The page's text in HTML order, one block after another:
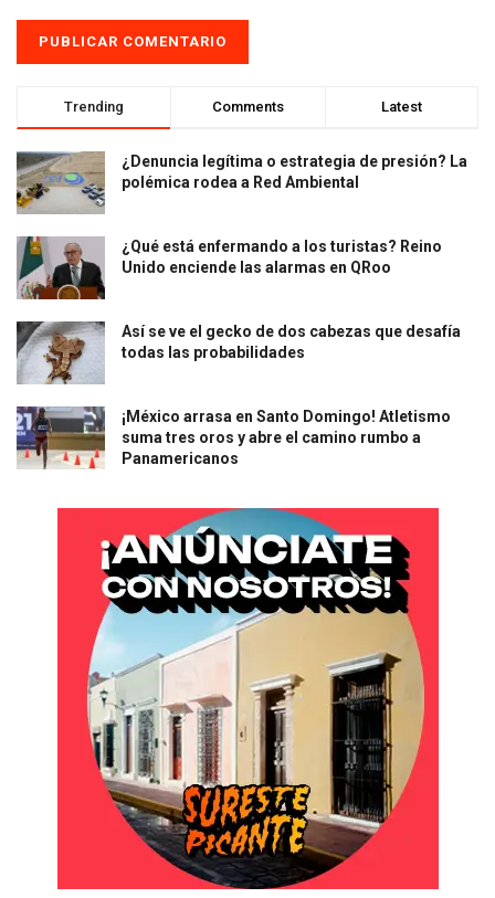
Trending Comments Latest
¿Denuncia legítima o estrategia de presión? La
polémica rodea a Red Ambiental
¿Qué está enfermando a los turistas? Reino
Unido enciende las alarmas en QRoo
Así se ve el gecko de dos cabezas que desafía
todas las probabilidades
¡México arrasa en Santo Domingo! Atletismo
suma tres oros y abre el camino rumbo a
Panamericanos